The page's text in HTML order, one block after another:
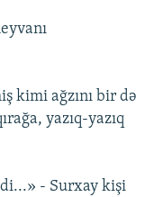
kimi ağzını bir də
yazıq-yazıq
- Surxay kişi